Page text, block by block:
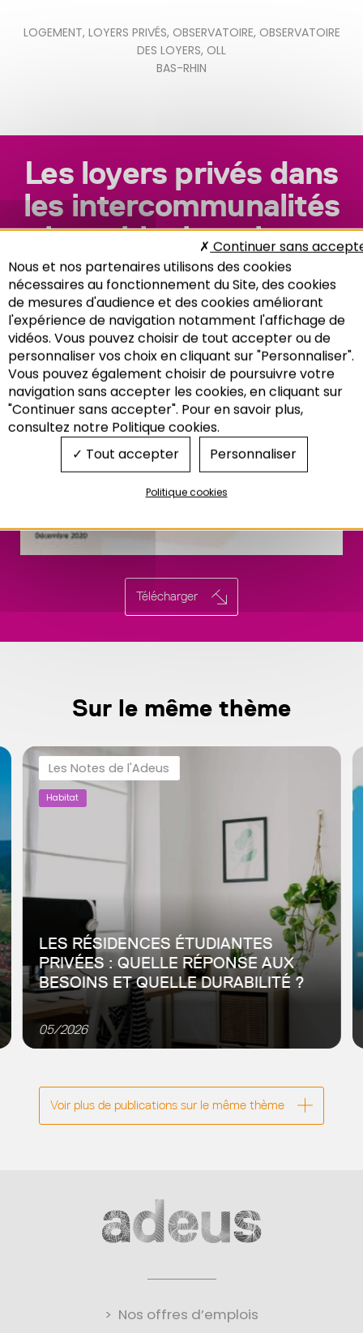
Recherche
LOGEMENT, LOYERS PRIVÉS, OBSERVATOIRE, OBSERVATOIRE
DES LOYERS, OLL
BAS-RHIN
Les loyers privés dans
les intercommunalités
bas-rhinoises, hors
Eurométropole de
Strasbourg
Télécharger
Sur le même thème
Les Notes de l'Adeus
Habitat
LES RÉSIDENCES ÉTUDIANTES
PRIVÉES : QUELLE RÉPONSE AUX
BESOINS ET QUELLE DURABILITÉ ?
Depuis les années 1980, et plus récemment depuis les
années 2010, le secteur des résidences étudiantes
privées a connu un essor significatif, porté par des
05/2026
Voir plus de publications sur le même thème
Nos offres d’emplois
Nous et nos partenaires utilisons des cookies
nécessaires au fonctionnement du Site, des cookies
de mesures d'audience et des cookies améliorant
l'expérience de navigation notamment l'affichage de
vidéos. Vous pouvez choisir de tout accepter ou de
personnaliser vos choix en cliquant sur "Personnaliser".
Vous pouvez également choisir de poursuivre votre
navigation sans accepter les cookies, en cliquant sur
"Continuer sans accepter". Pour en savoir plus,
consultez notre Politique cookies.
Tout accepter
Continuer sans
Personnaliser
Politique cookies